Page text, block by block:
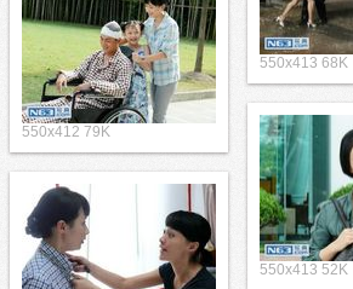
550x413 68K
550x412 79K
550x413 52K